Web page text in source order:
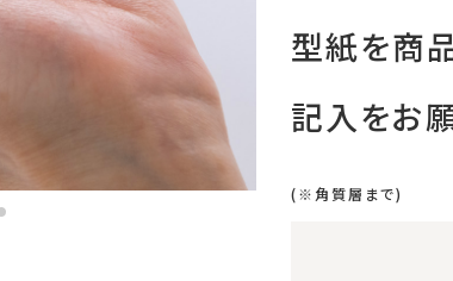
型紙を商
記入をお
(※角質層まで)